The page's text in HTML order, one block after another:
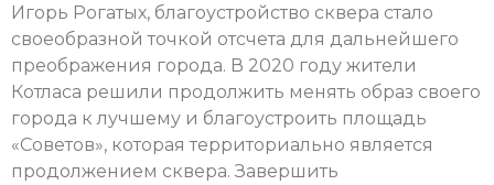
Игорь Рогатых, благоустройство сквера стало
своеобразной точкой отсчета для дальнейшего
преображения города. В 2020 году жители
Котласа решили продолжить менять образ своего
города к лучшему и благоустроить площадь
«Советов», которая территориально является
продолжением сквера. Завершить